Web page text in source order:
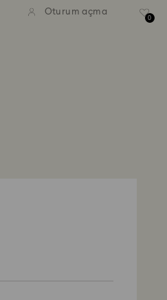
Oturum açma
0